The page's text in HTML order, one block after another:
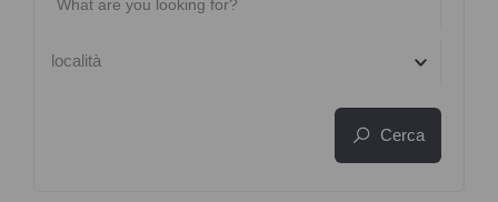
località
Cerca